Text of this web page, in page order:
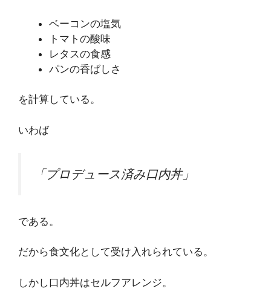
ベーコンの塩気
トマトの酸味
レタスの食感
パンの香ばしさ
を計算している。
いわば
「プロデュース済み口内丼」
である。
だから食文化として受け入れられている。
しかし口内丼はセルフアレンジ。